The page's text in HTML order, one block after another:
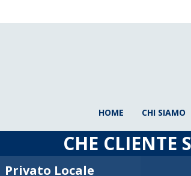
HOME CHI SIAMO
CHE CLIENTE
Privato Locale